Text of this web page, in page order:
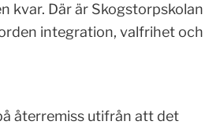
kvar. Där är Skogstorpskolan
integration, valfrihet och
återremiss utifrån att det